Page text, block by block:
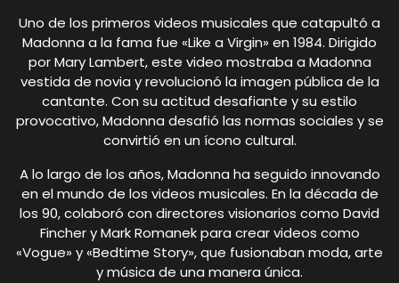
Uno de los primeros videos musicales que catapultó a
Madonna a la fama fue «Like a Virgin» en 1984. Dirigido
por Mary Lambert, este video mostraba a Madonna
vestida de novia y revolucionó la imagen pública de la
cantante. Con su actitud desafiante y su estilo
provocativo, Madonna desafió las normas sociales y se
convirtió en un ícono cultural.
A lo largo de los años, Madonna ha seguido innovando
en el mundo de los videos musicales. En la década de
los 90, colaboró con directores visionarios como David
Fincher y Mark Romanek para crear videos como
«Vogue» y «Bedtime Story», que fusionaban moda, arte
y música de una manera única.